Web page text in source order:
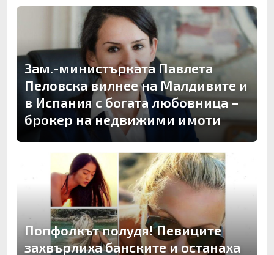
Зам.-министърката Павлета
Пеловска вилнее на Малдивите и
в Испания с богата любовница –
брокер на недвижими имоти
Попфолкът полудя! Певиците
захвърлиха банските и останаха